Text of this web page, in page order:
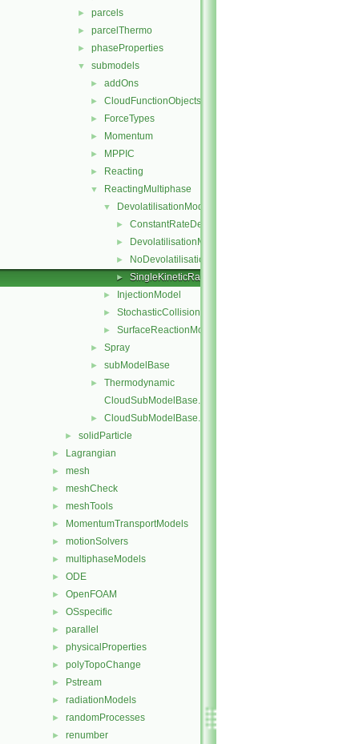
► parcels
► parcelThermo
► phaseProperties
▼ submodels
► addOns
► CloudFunctionObjects
► ForceTypes
► Momentum
► MPPIC
► Reacting
▼ ReactingMultiphase
▼ DevolatilisationModel
► ConstantRateDevolatilisation
► DevolatilisationModel
► NoDevolatilisation
► SingleKineticRateDevolatilisation
► InjectionModel
► StochasticCollision
► SurfaceReactionModel
► Spray
► subModelBase
►
Thermodynamic
CloudSubModelBase.C
► CloudSubModelBase.H
► solidParticle
► Lagrangian
► mesh
► meshCheck
► meshTools
► MomentumTransportModels
► motionSolvers
► multiphaseModels
► ODE
► OpenFOAM
► OSspecific
► parallel
► physicalProperties
► polyTopoChange
► Pstream
► radiationModels
► randomProcesses
► renumber